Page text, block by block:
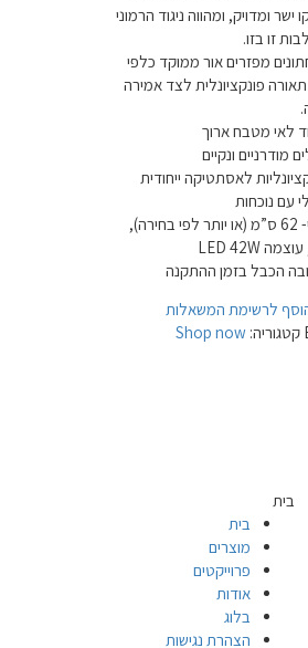
ישר ומדויק, ומהווה ניגוד הרמוני
זו בזו.
מפזרים אור ממוקד כלפי
פונקציונלית לצד אמירה
לאי מטבח ארוך
מודרניים ונקיים
לאסתטיקה ייחודית
עם נוכחות
מידה: גובה כללי- 62 ס”מ (או יותר לפי בחירה),
הכבל בזמן ההתקנה
לרשימת המשאלות
קטגוריה:Shop now
בית
בית
מוצרים
פרוייקטים
אודות
בלוג
הצהרת נגישות